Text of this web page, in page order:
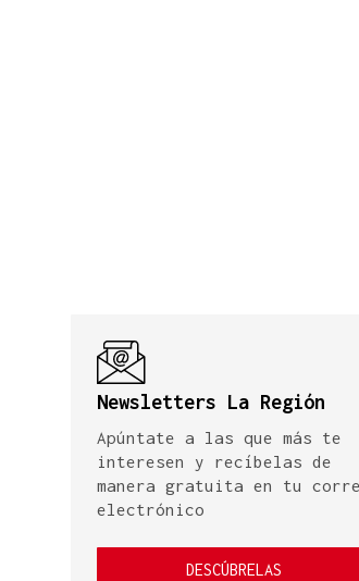
Newsletters La Región
Apúntate a las que más te
interesen y recíbelas de
manera gratuita en tu
electrónico
DESCÚBRELAS